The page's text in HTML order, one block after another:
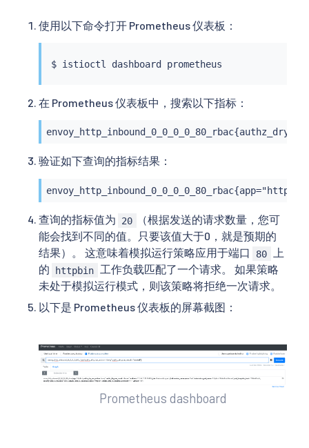
使用以下命令打开 Prometheus 仪表板：
$ istioctl
在 Prometheus 仪表板中，搜索以下指标：
验证如下查询的指标结果：
查询的指标值为 20
（根据发送的请求数量，您可
能会找到不同的值。只要该值大于0，就是预期的
结果）。 这意味着模拟运行策略应用于端口
80
上
的
httpbin
工作负载匹配了一个请求。 如果策略
未处于模拟运行模式，则该策略将拒绝一次请求。
以下是 Prometheus 仪表板的屏幕截图：
Prometheus dashboard